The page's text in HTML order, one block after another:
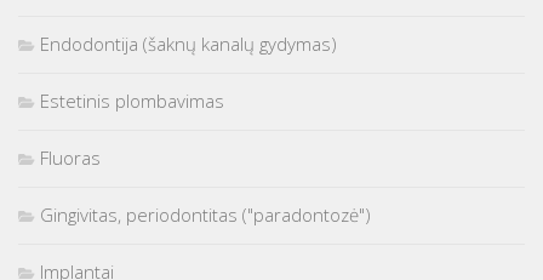
Endodontija (šaknų kanalų gydymas)
Estetinis plombavimas
Fluoras
Gingivitas, periodontitas ("paradontozė")
Implantai